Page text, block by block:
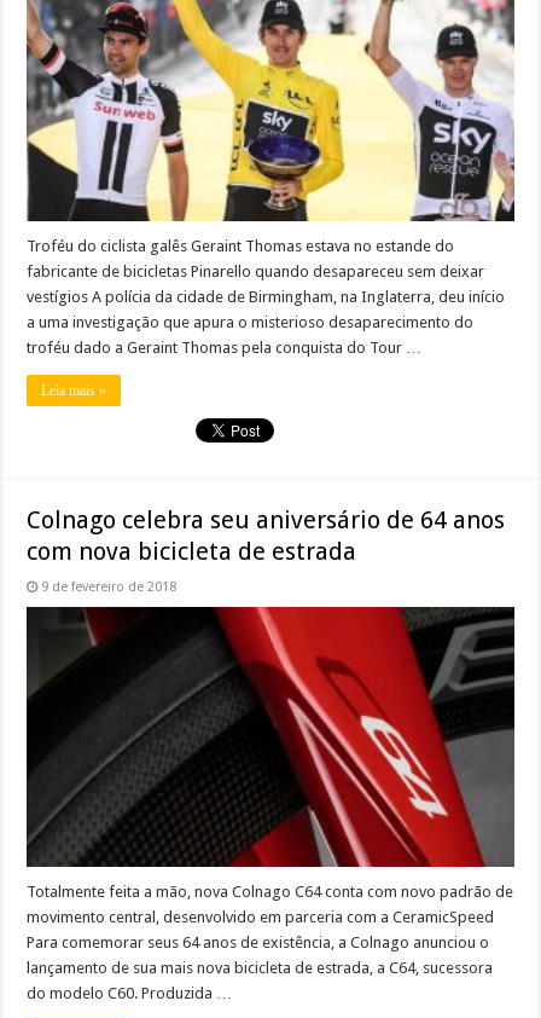
Troféu do ciclista galês Geraint Thomas estava no estande do
fabricante de bicicletas Pinarello quando desapareceu sem deixar
vestígios A polícia da cidade de Birmingham, na Inglaterra, deu início
a uma investigação que apura o misterioso desaparecimento do
troféu dado a Geraint Thomas pela conquista do Tour …
Leia mais »
Colnago celebra seu aniversário de 64 anos
com nova bicicleta de estrada
9 de fevereiro de 2018
Totalmente feita a mão, nova Colnago C64 conta com novo padrão de
movimento central, desenvolvido em parceria com a CeramicSpeed
Para comemorar seus 64 anos de existência, a Colnago anunciou o
lançamento de sua mais nova bicicleta de estrada, a C64, sucessora
do modelo C60. Produzida …